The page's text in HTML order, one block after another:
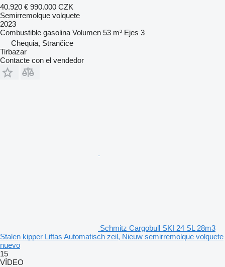
40.920 € 990.000 CZK
Semirremolque volquete
2023
Combustible gasolina Volumen 53 m³ Ejes 3
Chequia, Strančice
Tirbazar
Contacte con el vendedor
Schmitz Cargobull SKI 24 SL 28m3
Stalen kipper Liftas Automatisch zeil, Nieuw semirremolque volquete
nuevo
15
VÍDEO